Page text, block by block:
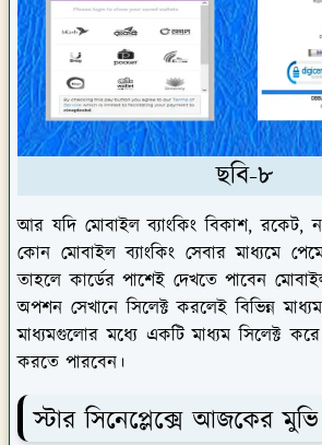
ছবি-৮
আর যদি মোবাইল ব্যাংকিং বিকাশ, রকেট,
কোন মোবাইল ব্যাংকিং সেবার মাধ্যমে
তাহলে কার্ডের পাশেই দেখতে পাবেন
অপশন সেখানে সিলেক্ট করলেই বিভিন্ন
মাধ্যমগুলোর মধ্যে একটি মাধ্যম সিলেক্ট
করতে পারবেন।
স্টার সিনেপ্লেক্সে আজকের মুভি